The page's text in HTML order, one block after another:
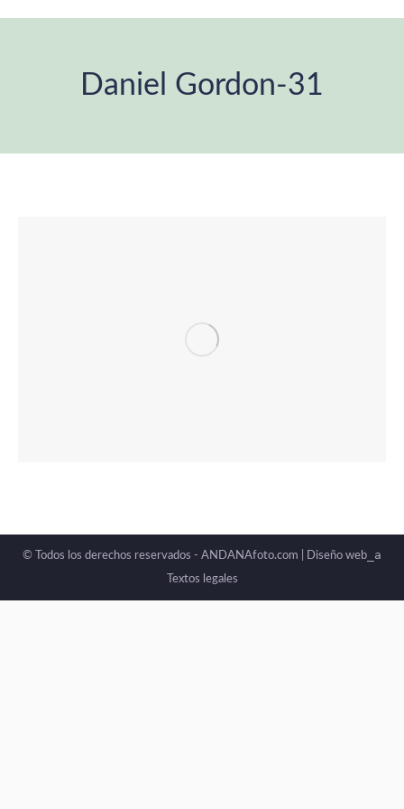
Daniel Gordon-31
© Todos los derechos reservados - ANDANAfoto.com | Diseño web _a
Textos legales